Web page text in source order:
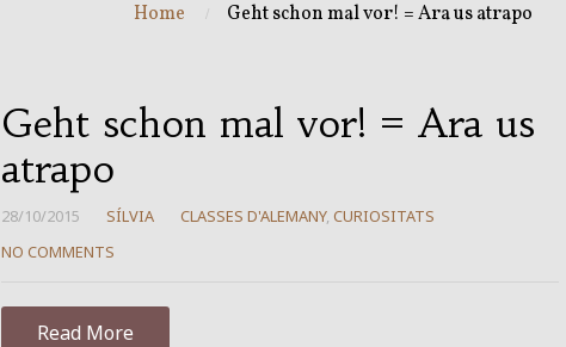
Home Geht schon mal vor! = Ara us atrapo
Geht schon mal vor! = Ara us
atrapo
28/10/2015 SÍLVIA CLASSES D'ALEMANY, CURIOSITATS
NO COMMENTS
Read More